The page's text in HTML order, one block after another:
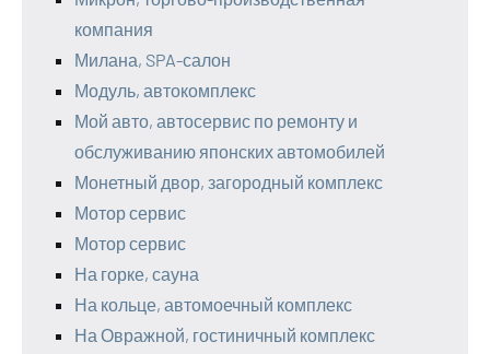
компания
Милана, SPA-салон
Модуль, автокомплекс
Мой авто, автосервис по ремонту и
обслуживанию японских автомобилей
Монетный двор, загородный комплекс
Мотор сервис
Мотор сервис
На горке, сауна
На кольце, автомоечный комплекс
На Овражной, гостиничный комплекс